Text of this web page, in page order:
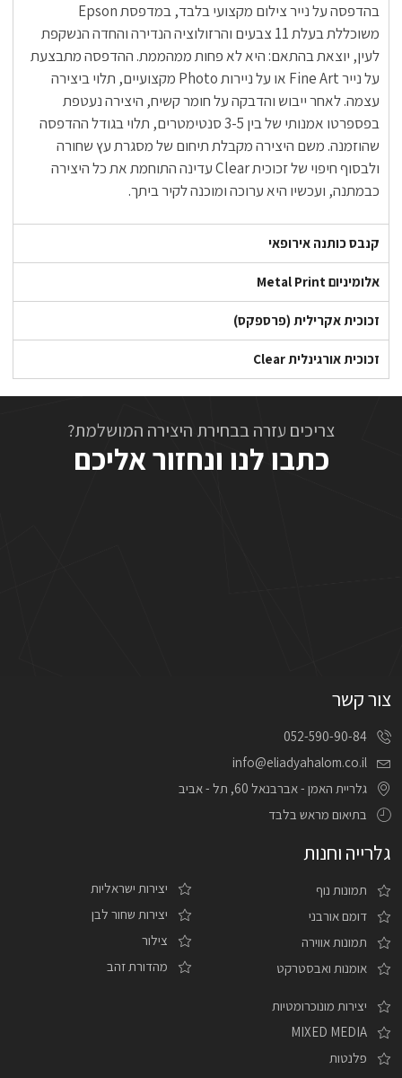
בהדפסה על נייר צילום מקצועי בלבד, במדפסת Epson
משוכללת בעלת 11 צבעים והרזולוציה הנדירה והחדה הנשקפת
לעין, יוצאת בהתאם: היא לא פחות ממהממת. ההדפסה מתבצעת
על נייר Fine Art או על ניירות Photo מקצועיים, תלוי ביצירה
עצמה. לאחר ייבוש והדבקה על חומר קשיח, היצירה נעטפת
בפספרטו אמנותי של בין 3-5 סנטימטרים, תלוי בגודל ההדפסה
שהוזמנה. משם היצירה מקבלת תיחום של מסגרת עץ שחורה
ולבסוף חיפוי של זכוכית Clear עדינה התוחמת את כל היצירה
כבמתנה, ועכשיו היא ערוכה ומוכנה לקיר ביתך.
קנבס כותנה אירופאי
אלומיניום Metal Print
זכוכית אקרילית (פרספקס)
זכוכית אורגינלית Clear
צריכים עזרה בבחירת היצירה המושלמת?
כתבו לנו ונחזור אליכם
צור קשר
052-590-90-84
info@eliadyahalom.co.il
גלריית האמן - אברבנאל 60, תל - אביב
בתיאום מראש בלבד
גלרייה וחנות
תמונות נוף
דומם אורבני
תמונות אווירה
אומנות ואבסטרקט
יצירות ישראליות
יצירות שחור לבן
צילור
מהדורת זהב
יצירות מונוכרומטיות
MIXED MEDIA
פלנטות